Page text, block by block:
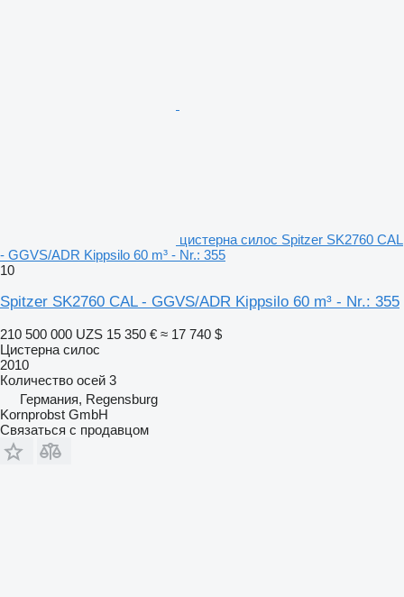
цистерна силос Spitzer SK2760 CAL
- GGVS/ADR Kippsilo 60 m³ - Nr.: 355
10
Spitzer SK2760 CAL - GGVS/ADR Kippsilo 60 m³ - Nr.: 355
210 500 000 UZS 15 350 € ≈ 17 740 $
Цистерна силос
2010
Количество осей 3
Германия, Regensburg
Kornprobst GmbH
Связаться с продавцом